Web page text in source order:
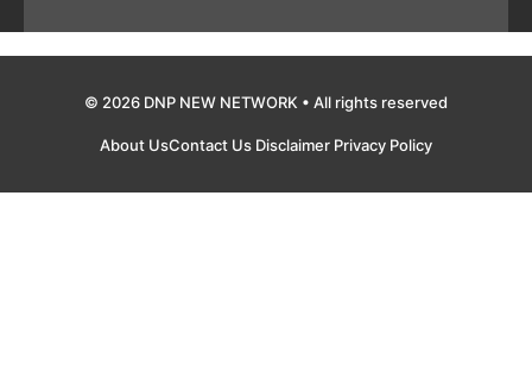
© 2026 DNP NEW NETWORK • All rights reserved
About UsContact Us Disclaimer Privacy Policy